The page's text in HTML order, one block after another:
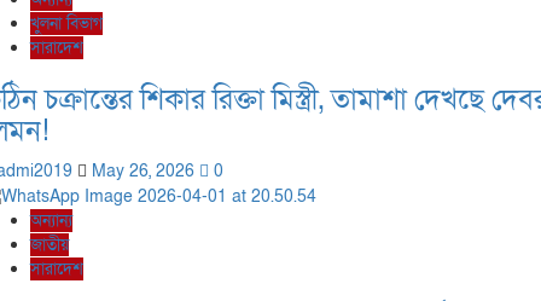
খুলনা বিভাগ
সারাদেশ
চক্রান্তের শিকার রিক্তা মিস্ত্রী, তামাশা দেখছে
May 26, 2026 0
অন্যান্য
জাতীয়
সারাদেশ